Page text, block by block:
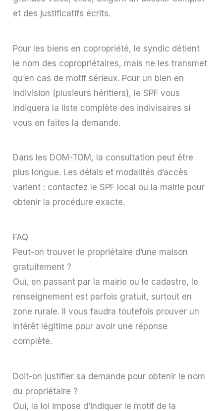
et des justificatifs écrits.
Pour les biens en copropriété, le syndic détient
le nom des copropriétaires, mais ne les transmet
qu’en cas de motif sérieux. Pour un bien en
indivision (plusieurs héritiers), le SPF vous
indiquera la liste complète des indivisaires si
vous en faites la demande.
Dans les DOM-TOM, la consultation peut être
plus longue. Les délais et modalités d’accès
varient : contactez le SPF local ou la mairie pour
obtenir la procédure exacte.
FAQ
Peut-on trouver le propriétaire d’une maison
gratuitement ?
Oui, en passant par la mairie ou le cadastre, le
renseignement est parfois gratuit, surtout en
zone rurale. Il vous faudra toutefois prouver un
intérêt légitime pour avoir une réponse
complète.
Doit-on justifier sa demande pour obtenir le nom
du propriétaire ?
Oui, la loi impose d’indiquer le motif de la